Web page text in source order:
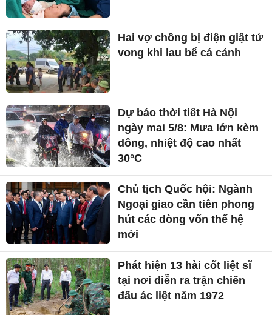
Hai vợ chồng bị điện giật tử
vong khi lau bể cá cảnh
Dự báo thời tiết Hà Nội
ngày mai 5/8: Mưa lớn kèm
dông, nhiệt độ cao nhất
30°C
Chủ tịch Quốc hội: Ngành
Ngoại giao cần tiên phong
hút các dòng vốn thế hệ
mới
Phát hiện 13 hài cốt liệt sĩ
tại nơi diễn ra trận chiến
đấu ác liệt năm 1972